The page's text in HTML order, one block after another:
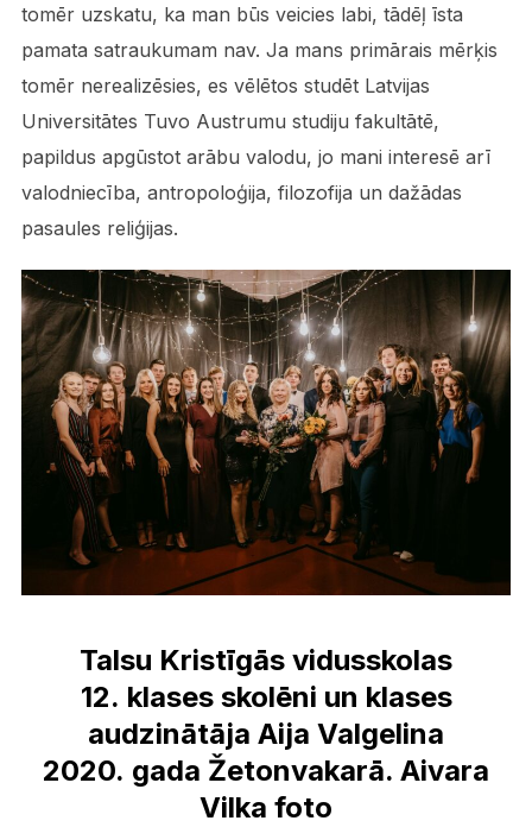
tomēr uzskatu, ka man būs veicies labi, tādēļ īsta
pamata satraukumam nav. Ja mans primārais mērķis
tomēr nerealizēsies, es vēlētos studēt Latvijas
Universitātes Tuvo Austrumu studiju fakultātē,
papildus apgūstot arābu valodu, jo mani interesē arī
valodniecība, antropoloģija, filozofija un dažādas
pasaules reliģijas.
Talsu Kristīgās vidusskolas
12. klases skolēni un klases
audzinātāja Aija Valgelina
2020. gada Žetonvakarā. Aivara
Vilka foto